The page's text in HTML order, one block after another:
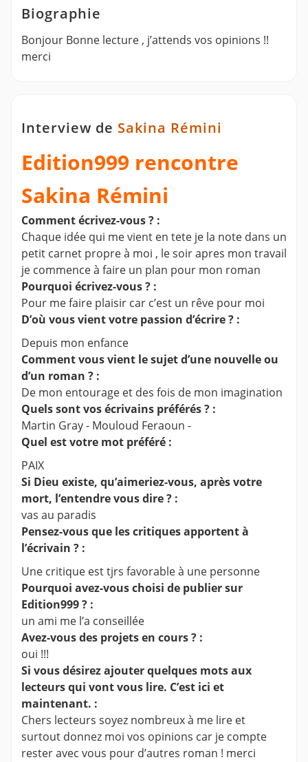
Biographie
Bonjour Bonne lecture , j’attends vos opinions !!
merci
Interview de Sakina Rémini
Edition999 rencontre
Sakina Rémini
Comment écrivez-vous ? :
Chaque idée qui me vient en tete je la note dans un
petit carnet propre à moi , le soir apres mon travail
je commence à faire un plan pour mon roman
Pourquoi écrivez-vous ? :
Pour me faire plaisir car c’est un rêve pour moi
D’où vous vient votre passion d’écrire ? :
Depuis mon enfance
Comment vous vient le sujet d’une nouvelle ou
d’un roman ? :
De mon entourage et des fois de mon imagination
Quels sont vos écrivains préférés ? :
Martin Gray - Mouloud Feraoun -
Quel est votre mot préféré :
PAIX
Si Dieu existe, qu’aimeriez-vous, après votre
mort, l’entendre vous dire ? :
vas au paradis
Pensez-vous que les critiques apportent à
l’écrivain ? :
Une critique est tjrs favorable à une personne
Pourquoi avez-vous choisi de publier sur
Edition999 ? :
un ami me l’a conseillée
Avez-vous des projets en cours ? :
oui !!!
Si vous désirez ajouter quelques mots aux
lecteurs qui vont vous lire. C’est ici et
maintenant. :
Chers lecteurs soyez nombreux à me lire et
surtout donnez moi vos opinions car je compte
rester avec vous pour d’autres roman ! merci